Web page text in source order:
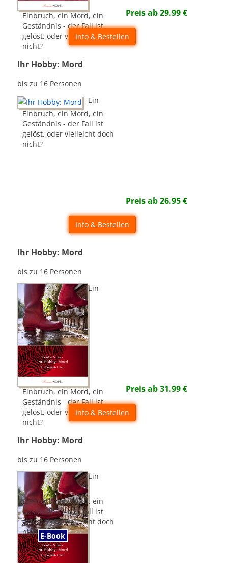
Einbruch, ein Mord, ein
Geständnis - der Fall ist
gelöst, oder vielleicht doch
nicht?
Preis ab29.99€
Info & Bestellen
Ihr Hobby: Mord
bis zu 16 Personen
Ein
Einbruch, ein Mord, ein
Geständnis - der Fall ist
gelöst, oder vielleicht doch
nicht?
Preis ab26.95€
Info & Bestellen
Ihr Hobby: Mord
bis zu 16 Personen
Ein
Einbruch, ein Mord, ein
Geständnis - der Fall ist
gelöst, oder vielleicht doch
nicht?
Preis ab31.99€
Info & Bestellen
Ihr Hobby: Mord
bis zu 16 Personen
E-Book
Ein
Einbruch, ein Mord, ein
Geständnis - der Fall ist
gelöst, oder vielleicht doch
nicht?